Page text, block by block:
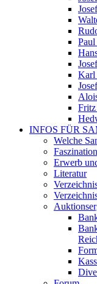
Karl
INFOS FÜR
Welche
Erwerb
Literatur